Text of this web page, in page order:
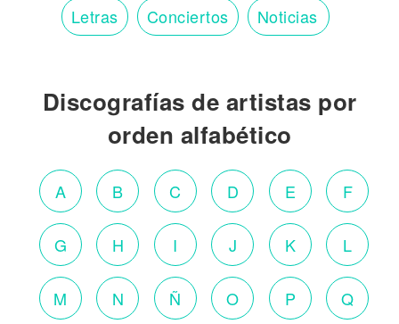
Letras Conciertos Noticias
Discografías de artistas por
orden alfabético
A B C D E F
G H I J K L
M N Ñ O P Q